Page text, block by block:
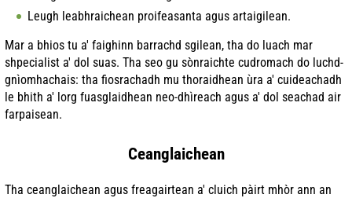
Leugh leabhraichean proifeasanta agus artaigilean.
Mar a bhios tu a' faighinn barrachd sgilean, tha do luach mar
shpecialist a' dol suas. Tha seo gu sònraichte cudromach do luchd-
gnìomhachais: tha fiosrachadh mu thoraidhean ùra a' cuideachadh
le bhith a' lorg fuasglaidhean neo-dhìreach agus a' dol seachad air
farpaisean.
Ceanglaichean
Tha ceanglaichean agus freagairtean a' cluich pàirt mhòr ann an